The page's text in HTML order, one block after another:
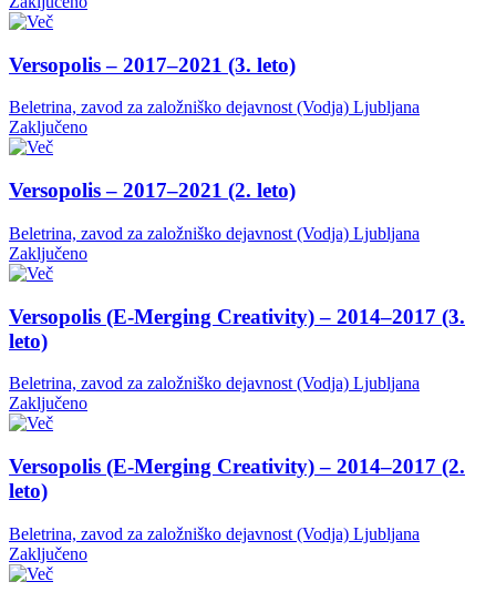
Versopolis – 2017–2021 (3. leto)
Beletrina, zavod za založniško dejavnost (Vodja) Ljubljana
Zaključeno
Versopolis – 2017–2021 (2. leto)
Beletrina, zavod za založniško dejavnost (Vodja) Ljubljana
Zaključeno
Versopolis (E-Merging Creativity) – 2014–2017 (3.
leto)
Beletrina, zavod za založniško dejavnost (Vodja) Ljubljana
Zaključeno
Versopolis (E-Merging Creativity) – 2014–2017 (2.
leto)
Beletrina, zavod za založniško dejavnost (Vodja) Ljubljana
Zaključeno